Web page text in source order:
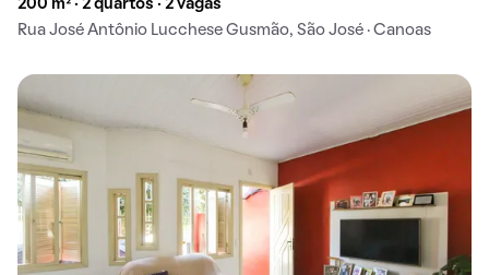
200 m² · 2 quartos · 2 vagas
Rua José Antônio Lucchese Gusmão, São José · Canoas